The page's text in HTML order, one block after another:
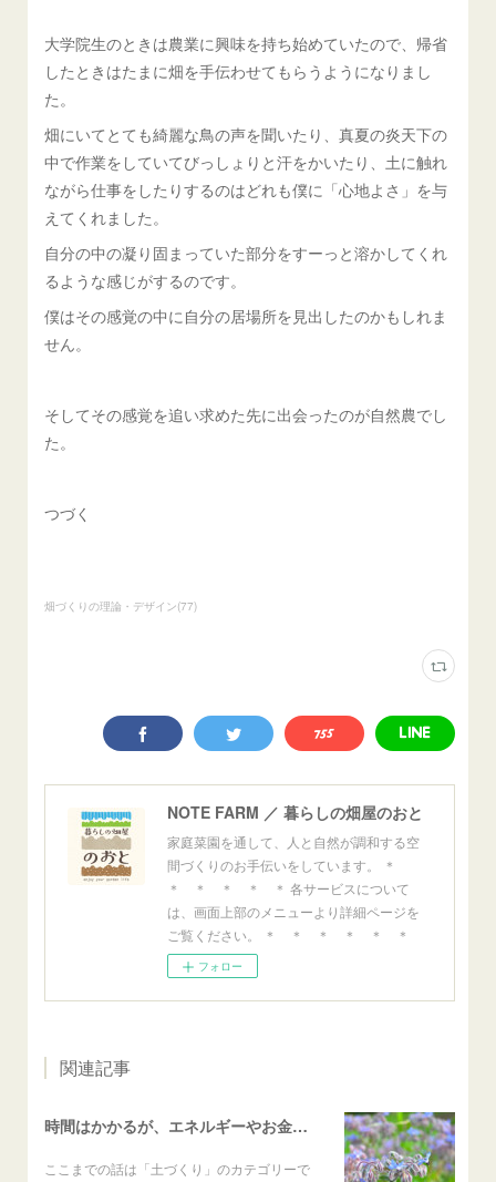
大学院生のときは農業に興味を持ち始めていたので、帰省
したときはたまに畑を手伝わせてもらうようになりまし
た。
畑にいてとても綺麗な鳥の声を聞いたり、真夏の炎天下の
中で作業をしていてびっしょりと汗をかいたり、土に触れ
ながら仕事をしたりするのはどれも僕に「心地よさ」を与
えてくれました。
自分の中の凝り固まっていた部分をすーっと溶かしてくれ
るような感じがするのです。
僕はその感覚の中に自分の居場所を見出したのかもしれま
せん。
そしてその感覚を追い求めた先に出会ったのが自然農でし
た。
つづく
畑づくりの理論・デザイン(77)
NOTE FARM ／ 暮らしの畑屋のおと
家庭菜園を通して、人と自然が調和する空
間づくりのお手伝いをしています。 ＊
＊ ＊ ＊ ＊ ＊ 各サービスについて
は、画面上部のメニューより詳細ページを
ご覧ください。 ＊ ＊ ＊ ＊ ＊ ＊
フォロー
関連記事
時間はかかるが、エネルギーやお金がかからない土づくりの方法
ここまでの話は「土づくり」のカテゴリーで